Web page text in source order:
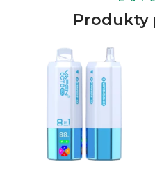
Produkty